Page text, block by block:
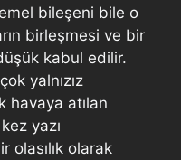
bileşeni bile o
birleşmesi ve bir
kabul edilir.
yalnızız
havaya atılan
yazı
olasılık olarak